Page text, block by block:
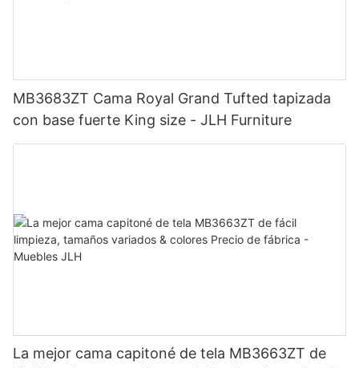
MB3683ZT Cama Royal Grand Tufted tapizada
con base fuerte King size - JLH Furniture
La mejor cama capitoné de tela MB3663ZT de